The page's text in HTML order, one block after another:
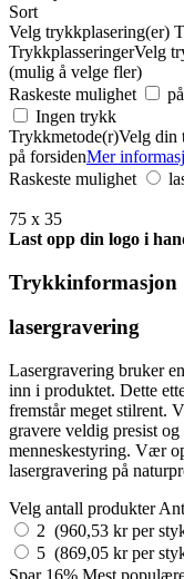
Sort
Velg trykkplasering(er)
TrykkplasseringerVelg
(mulig å velge fler)
Raskeste mulighet
Ingen trykk
Trykkmetode(r)Velg din
på forsidenMer
Raskeste mulighet
75 x 35
Last opp din logo i
Trykkinformasjon
lasergravering
Lasergravering bruker
inn i produktet. Dette
fremstår meget stilrent.
gravere veldig presist
menneskestyring. Vær
lasergravering på
Velg antall produkter
2 (960,53 kr per
5 (869,05 kr per
Spar 16% Mest